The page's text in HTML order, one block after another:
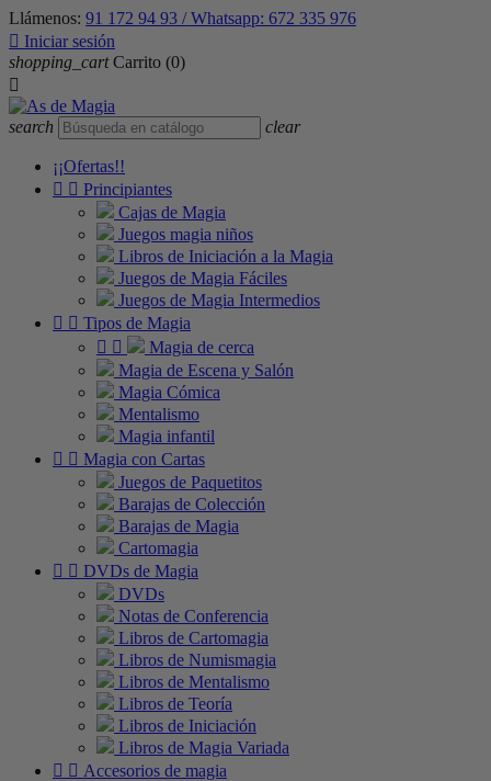
Llámenos: 91 172 94 93 / Whatsapp: 672 335 976
 Iniciar sesión
shopping_cart Carrito (0)

search clear
¡¡Ofertas!!
  Principiantes
Cajas de Magia
Juegos magia niños
Libros de Iniciación a la Magia
Juegos de Magia Fáciles
Juegos de Magia Intermedios
  Tipos de Magia
 
Magia de cerca
Magia de Escena y Salón
Magia Cómica
Mentalismo
Magia infantil
  Magia con Cartas
Juegos de Paquetitos
Barajas de Colección
Barajas de Magia
Cartomagia
  DVDs de Magia
DVDs
Notas de Conferencia
Libros de Cartomagia
Libros de Numismagia
Libros de Mentalismo
Libros de Teoría
Libros de Iniciación
Libros de Magia Variada
  Accesorios de magia